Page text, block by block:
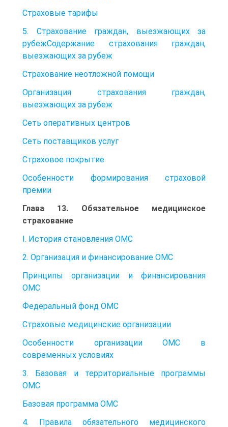
Страховые тарифы
5. Страхование граждан, выезжающих за
рубежСодержание страхования граждан,
выезжающих за рубеж
Страхование неотложной помощи
Организация страхования граждан,
выезжающих за рубеж
Сеть оперативных центров
Сеть поставщиков услуг
Страховое покрытие
Особенности формирования страховой
премии
Глава 13. Обязательное медицинское
страхование
I. История становления ОМС
2. Организация и финансирование ОМС
Принципы организации и финансирования
ОМС
Федеральный фонд ОМС
Страховые медицинские организации
Особенности организации ОМС в
современных условиях
3. Базовая и территориальные программы
ОМС
Базовая программа ОМС
4. Правила обязательного медицинского